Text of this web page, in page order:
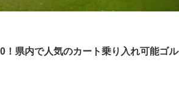
！県内で人気のカート乗り入れ可能ゴル